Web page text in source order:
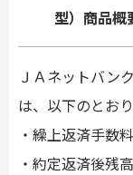
型）商品概
ＪＡネットバン
は、以下のとおり
・繰上返済手数
・約定返済後残